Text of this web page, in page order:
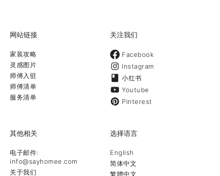
网站链接
家装攻略
灵感图片
师傅入驻
师傅清单
服务清单
关注我们
Facebook
Instagram
小红书
Youtube
Pinterest
其他相关
电子邮件:
info@sayhomee.com
关于我们
选择语言
English
简体中文
繁體中文